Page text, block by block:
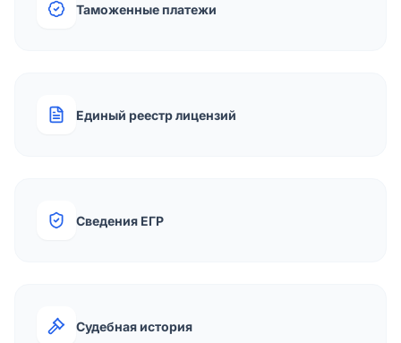
Таможенные платежи
Единый реестр лицензий
Сведения ЕГР
Судебная история